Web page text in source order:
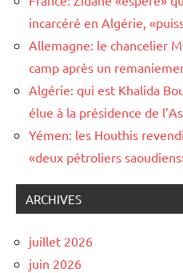
incarcéré en Algérie,
Allemagne: le chancelier
camp après un
Algérie: qui est Khalida
élue à la présidence de
Yémen: les Houthis
«deux pétroliers
ARCHIVES
juillet 2026
juin 2026